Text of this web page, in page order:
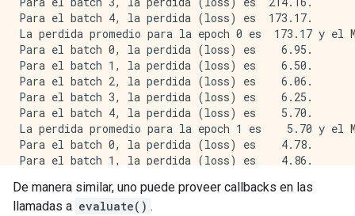
Para el batch 4, la perdida (loss) es  173.17.
La perdida promedio para la epoch 0 es  173.17 y el
Para el batch 0, la perdida (loss) es    6.95.
Para el batch 1, la perdida (loss) es    6.50.
Para el batch 2, la perdida (loss) es    6.06.
Para el batch 3, la perdida (loss) es    6.25.
Para el batch 4, la perdida (loss) es    5.70.
La perdida promedio para la epoch 1 es    5.70 y el
Para el batch 0, la perdida (loss) es    4.78.
Para el batch 1, la perdida (loss) es    4.86.
Para el batch 3, la perdida (loss) es    5.81.
Para el batch 4, la perdida (loss) es    6.02.
De manera similar, uno puede proveer callbacks en las
llamadas a evaluate() .